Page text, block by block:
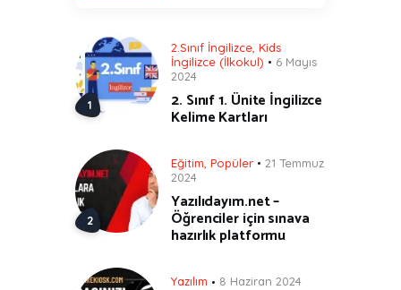
2.Sınıf İngilizce Kids
İngilizce (İlkokul)
6 Mayıs
2024
2. Sınıf 1. Ünite İngilizce
Kelime Kartları
Eğitim Popüler
21 Temmuz
2024
Yazılıdayım.net –
Öğrenciler için sınava
hazırlık platformu
Yazılım 8 Haziran 2024